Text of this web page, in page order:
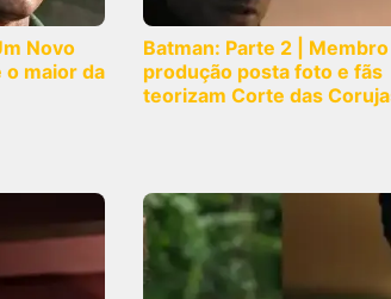
Novo
o maior da
Batman: Parte 2 |
produção posta foto e fãs
teorizam Corte das